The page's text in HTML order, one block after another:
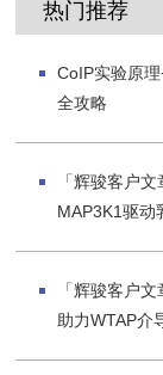
热门推荐
CoIP实验原
全攻略
「辉骏客户
MAP3K1驱动
「辉骏客户
助力WTAP介